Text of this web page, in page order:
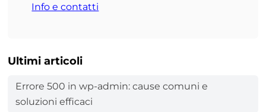
Info e contatti
Ultimi articoli
Errore 500 in wp-admin: cause comuni e
soluzioni efficaci